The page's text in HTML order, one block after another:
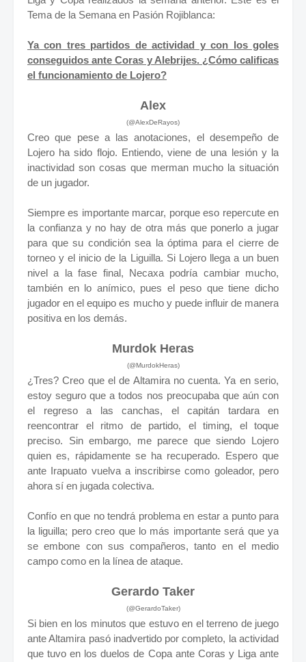
Tema de la Semana en Pasión Rojiblanca:
Ya con tres partidos de actividad y con los goles
conseguidos ante Coras y Alebrijes. ¿Cómo calificas
el funcionamiento de Lojero?
Alex
(@AlexDeRayos)
Creo que pese a las anotaciones, el desempeño de
Lojero ha sido flojo. Entiendo, viene de una lesión y la
inactividad son cosas que merman mucho la situación
de un jugador.
Siempre es importante marcar, porque eso repercute en
la confianza y no hay de otra más que ponerlo a jugar
para que su condición sea la óptima para el cierre de
torneo y el inicio de la Liguilla. Si Lojero llega a un buen
nivel a la fase final, Necaxa podría cambiar mucho,
también en lo anímico, pues el peso que tiene dicho
jugador en el equipo es mucho y puede influir de manera
positiva en los demás.
Murdok Heras
(@MurdokHeras)
¿Tres? Creo que el de Altamira no cuenta. Ya en serio,
estoy seguro que a todos nos preocupaba que aún con
el regreso a las canchas, el capitán tardara en
reencontrar el ritmo de partido, el timing, el toque
preciso. Sin embargo, me parece que siendo Lojero
quien es, rápidamente se ha recuperado. Espero que
ante Irapuato vuelva a inscribirse como goleador, pero
ahora sí en jugada colectiva.
Confío en que no tendrá problema en estar a punto para
la liguilla; pero creo que lo más importante será que ya
se embone con sus compañeros, tanto en el medio
campo como en la línea de ataque.
Gerardo Taker
(@GerardoTaker)
Si bien en los minutos que estuvo en el terreno de juego
ante Altamira pasó inadvertido por completo, la actividad
que tuvo en los duelos de Copa ante Coras y Liga ante